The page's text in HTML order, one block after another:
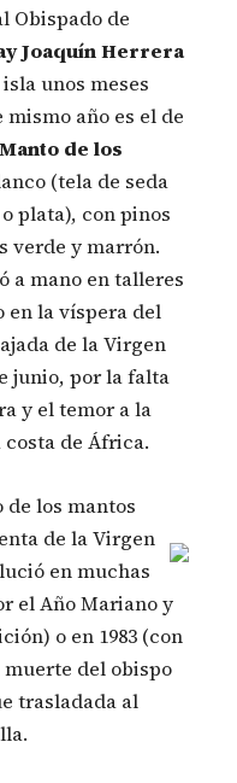
Obispado de
Joaquín Herrera
unos meses
año es el de
Manto de los
(tela de seda
plata), con pinos
verde y marrón.
a mano en talleres
en la víspera del
de la Virgen
junio, por la falta
y el temor a la
de África.
de los mantos
de la Virgen
en muchas
el Año Mariano y
o en 1983 (con
muerte del obispo
trasladada al